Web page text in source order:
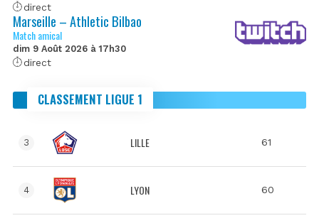
direct
Marseille – Athletic Bilbao
Match amical
dim 9 Août 2026 à 17h30
direct
CLASSEMENT LIGUE 1
3 LILLE 61
4 LYON 60